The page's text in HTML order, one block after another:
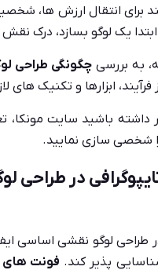
برای انتقال ارزش
یک لوگو بسازد، درک
به بررسی چگونگی طراحی
فرآیند، ابزارها و تکنیک
داشته باشید سایت مونکا،
را شخصی سازی نمایید.
در طراحی
طراحی لوگو نقشی اساسی
پذیر کند. فونت های